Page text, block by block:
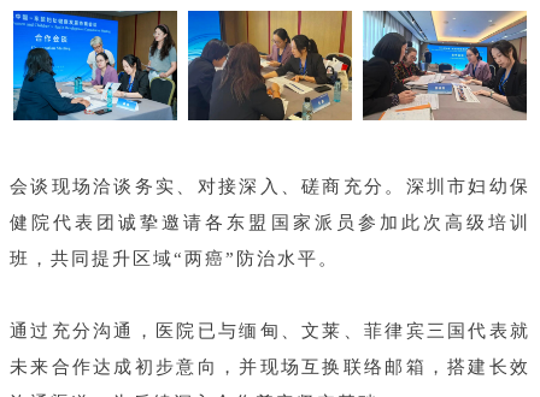
会谈现场洽谈务实、对接深入、磋商充分。深圳市妇幼保
健院代表团诚挚邀请各东盟国家派员参加此次高级培训
班，共同提升区域“两癌”防治水平。
通过充分沟通，医院已与缅甸、文莱、菲律宾三国代表就
未来合作达成初步意向，并现场互换联络邮箱，搭建长效